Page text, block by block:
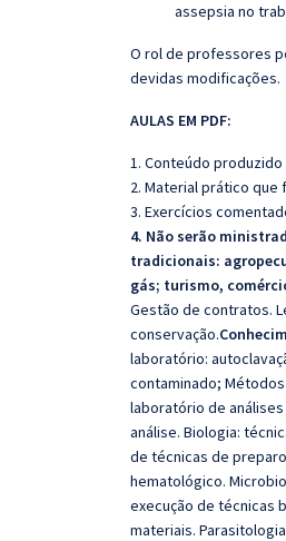
assepsia no
O rol de professores
devidas modificações.
AULAS EM PDF:
1. Conteúdo
2. Material prático que
3. Exercícios
4. Não serão
tradicionais:
gás; turismo,
Gestão de contratos.
conservação.
laboratório:
contaminado;
laboratório de
análise. Biologia:
de técnicas de
hematológico.
execução de técnicas
materiais.